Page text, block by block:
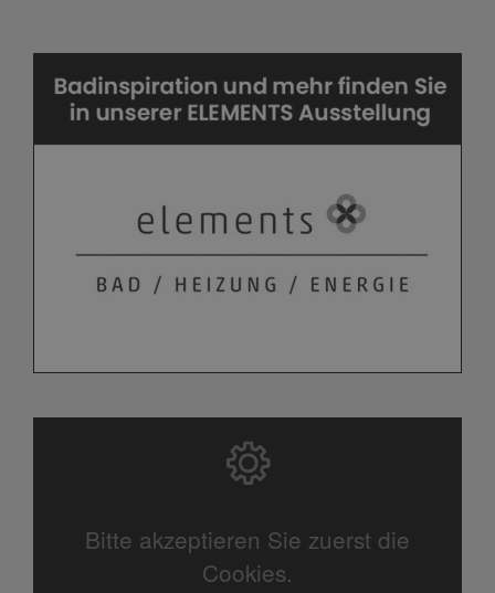
Bitte akzeptieren Sie zuerst die
Cookies.